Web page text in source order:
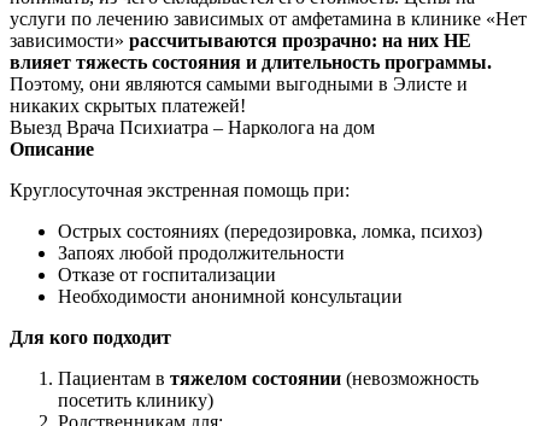
услуги по лечению зависимых от амфетамина в клинике «Нет
зависимости» рассчитываются прозрачно: на них НЕ
влияет тяжесть состояния и длительность программы.
Поэтому, они являются самыми выгодными в Элисте и
никаких скрытых платежей!
Выезд Врача Психиатра – Нарколога на дом
Описание
Круглосуточная экстренная помощь при:
Острых состояниях (передозировка, ломка, психоз)
Запоях любой продолжительности
Отказе от госпитализации
Необходимости анонимной консультации
Для кого подходит
Пациентам в тяжелом состоянии (невозможность
посетить клинику)
Родственникам для: